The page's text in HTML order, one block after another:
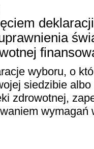
wyboru, o
siedzibie
zdrowotnej,